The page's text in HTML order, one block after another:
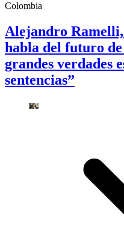
Colombia
Alejandro
habla del futuro
grandes verdades
sentencias”